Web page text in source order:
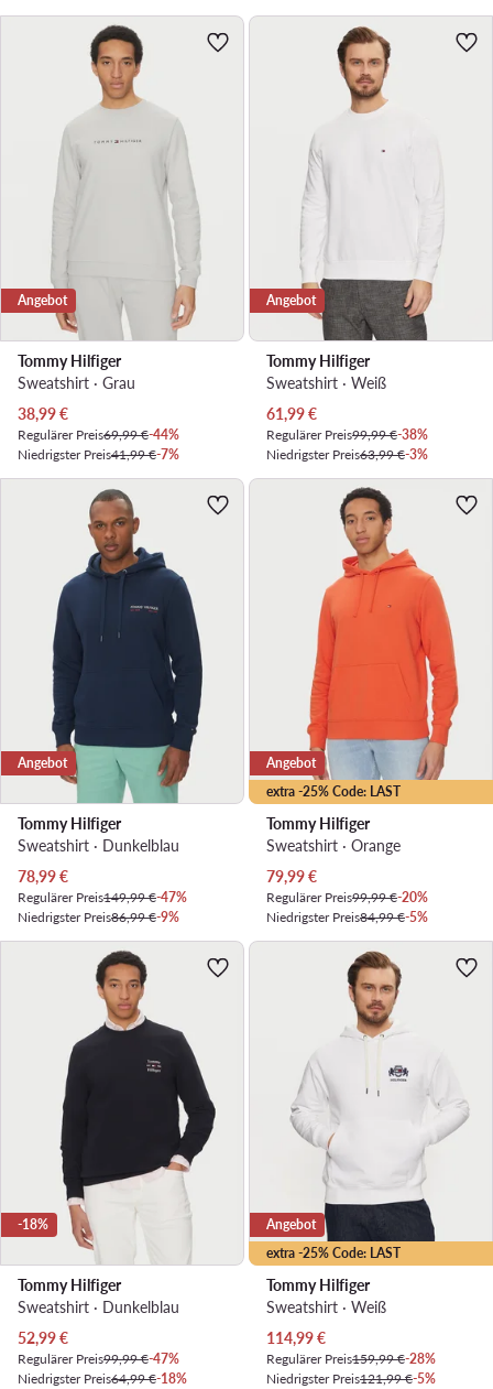
Angebot
Tommy Hilfiger
Sweatshirt · Grau
Aktueller Preis
38,99€
Regulärer Preis69,99 €-44%
Niedrigster Preis41,99 €-7%
Angebot
Tommy Hilfiger
Sweatshirt · Weiß
Aktueller Preis
61,99€
Regulärer Preis99,99 €-38%
Niedrigster Preis63,99 €-3%
Angebot
Tommy Hilfiger
Sweatshirt · Dunkelblau
Aktueller Preis
78,99€
Regulärer Preis149,99 €-47%
Niedrigster Preis86,99 €-9%
extra -25% Code: LAST
Angebot
Tommy Hilfiger
Sweatshirt · Orange
Aktueller Preis
79,99€
Regulärer Preis99,99 €-20%
Niedrigster Preis84,99 €-5%
-18%
Tommy Hilfiger
Sweatshirt · Dunkelblau
Aktueller Preis
52,99€
Regulärer Preis99,99 €-47%
Niedrigster Preis64,99 €-18%
extra -25% Code: LAST
Angebot
Tommy Hilfiger
Sweatshirt · Weiß
Aktueller Preis
114,99€
Regulärer Preis159,99 €-28%
Niedrigster Preis121,99 €-5%